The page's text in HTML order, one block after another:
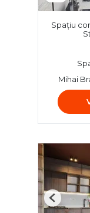
Spațiu
Mihai
Previous